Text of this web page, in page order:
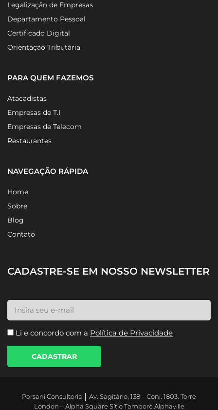
Legalização de Empresas
Departamento Pessoal
Certificado Digital
Orientação Tributária
PARA QUEM FAZEMOS
Atacadistas
Empresas de T.I
Empresas de Telecom
Restaurantes
NAVEGAÇÃO RÁPIDA
Home
Sobre
Blog
Contato
CADASTRE-SE EM NOSSO NEWSLETTER
Li e concordo com a Política de Privacidade
CADASTRAR
Porsani Consultoria │ Av. Sagitário, 138 – Conj. 1803. Torre
London – Alpha Square Sítio Tamboré Alphaville